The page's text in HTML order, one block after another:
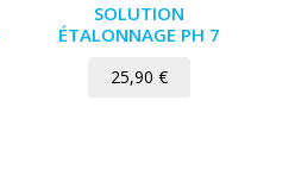
SOLUTION
ÉTALONNAGE PH 7
25,90€